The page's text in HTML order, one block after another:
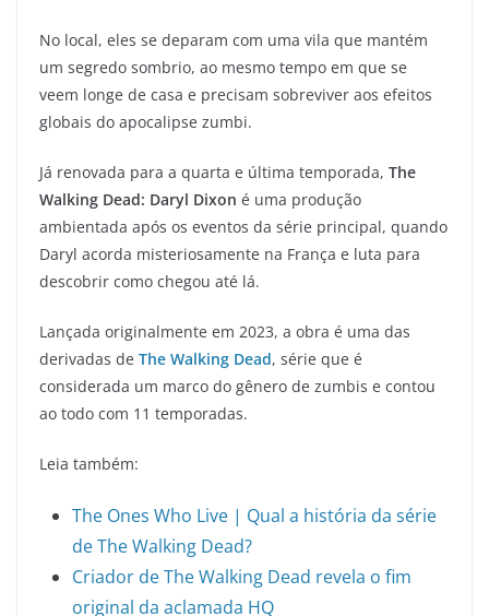
No local, eles se deparam com uma vila que mantém
um segredo sombrio, ao mesmo tempo em que se
veem longe de casa e precisam sobreviver aos efeitos
globais do apocalipse zumbi.
Já renovada para a quarta e última temporada, The
Walking Dead: Daryl Dixon é uma produção
ambientada após os eventos da série principal, quando
Daryl acorda misteriosamente na França e luta para
descobrir como chegou até lá.
Lançada originalmente em 2023, a obra é uma das
derivadas de The Walking Dead, série que é
considerada um marco do gênero de zumbis e contou
ao todo com 11 temporadas.
Leia também:
The Ones Who Live | Qual a história da série
de The Walking Dead?
Criador de The Walking Dead revela o fim
original da aclamada HQ